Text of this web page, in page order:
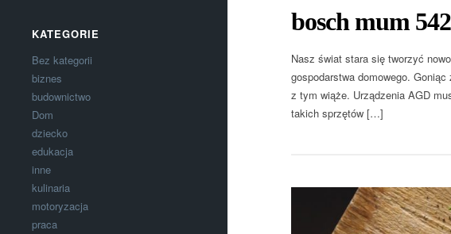
KATEGORIE
Bez kategorii
biznes
budownictwo
Dom
dziecko
edukacja
inne
kulinaria
motoryzacja
praca
bosch mum
Nasz świat stara się tworzyć
gospodarstwa domowego.
z tym wiąże. Urządzenia AGD
takich sprzętów […]